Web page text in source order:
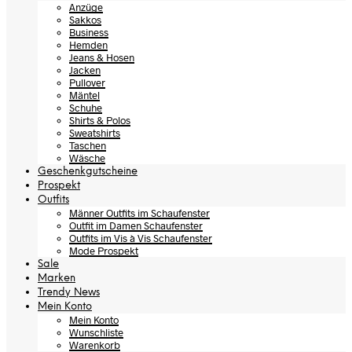
Anzüge
Sakkos
Business
Hemden
Jeans & Hosen
Jacken
Pullover
Mäntel
Schuhe
Shirts & Polos
Sweatshirts
Taschen
Wäsche
Geschenkgutscheine
Prospekt
Outfits
Männer Outfits im Schaufenster
Outfit im Damen Schaufenster
Outfits im Vis à Vis Schaufenster
Mode Prospekt
Sale
Marken
Trendy News
Mein Konto
Mein Konto
Wunschliste
Warenkorb